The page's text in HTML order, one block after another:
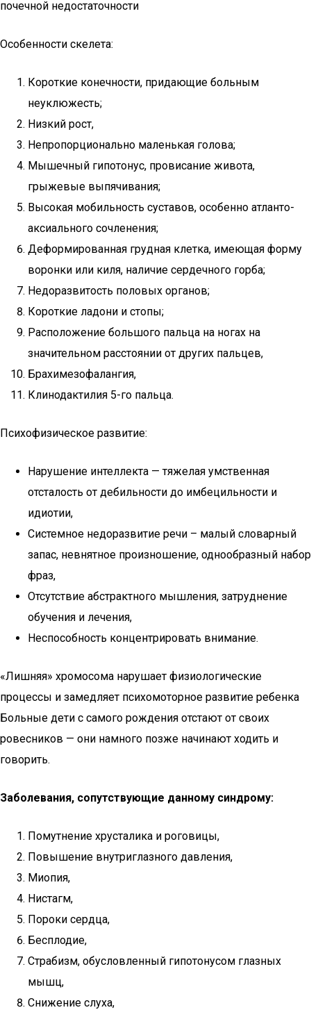
почечной недостаточности
Особенности скелета:
Короткие конечности, придающие больным
неуклюжесть;
Низкий рост,
Непропорционально маленькая голова;
Мышечный гипотонус, провисание живота,
грыжевые выпячивания;
Высокая мобильность суставов, особенно атланто-
аксиального сочленения;
Деформированная грудная клетка, имеющая форму
воронки или киля, наличие сердечного горба;
Недоразвитость половых органов;
Короткие ладони и стопы;
Расположение большого пальца на ногах на
значительном расстоянии от других пальцев,
Брахимезофалангия,
Клинодактилия 5-го пальца.
Психофизическое развитие:
Нарушение интеллекта — тяжелая умственная
отсталость от дебильности до имбецильности и
идиотии,
Системное недоразвитие речи – малый словарный
запас, невнятное произношение, однообразный набор
фраз,
Отсутствие абстрактного мышления, затруднение
обучения и лечения,
Неспособность концентрировать внимание.
«Лишняя» хромосома нарушает физиологические
процессы и замедляет психомоторное развитие ребенка
Больные дети с самого рождения отстают от своих
ровесников — они намного позже начинают ходить и
говорить.
Заболевания, сопутствующие данному синдрому:
Помутнение хрусталика и роговицы,
Повышение внутриглазного давления,
Миопия,
Нистагм,
Пороки сердца,
Бесплодие,
Страбизм, обусловленный гипотонусом глазных
мышц,
Снижение слуха,